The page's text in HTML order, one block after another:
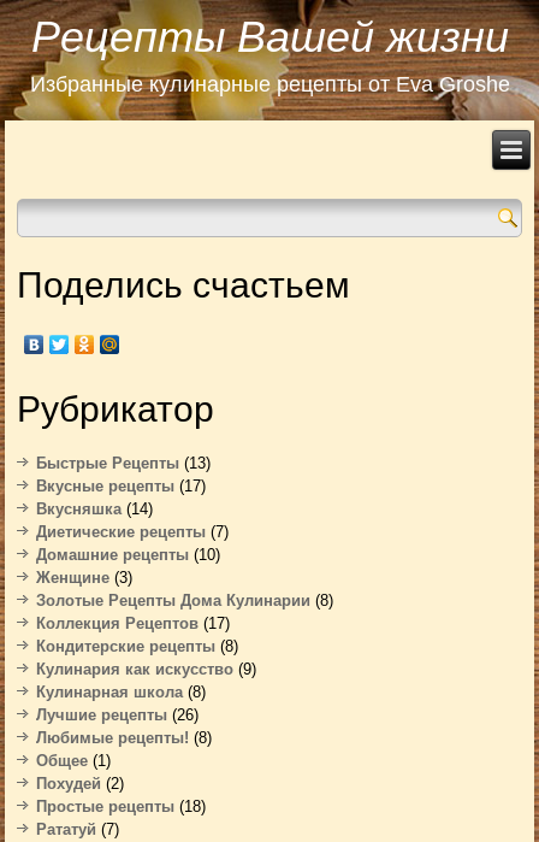
Рецепты Вашей жизни
Избранные кулинарные рецепты от Eva Groshe
Поделись счастьем
Рубрикатор
Быстрые Рецепты (13)
Вкусные рецепты (17)
Вкусняшка(14)
Диетические рецепты (7)
Домашние рецепты (10)
Женщине (3)
Золотые Рецепты Дома Кулинарии (8)
Коллекция Рецептов (17)
Кондитерские рецепты (8)
Кулинария как искусство (9)
Кулинарная школа(8)
Лучшие рецепты (26)
Любимые рецепты! (8)
Общее (1)
Похудей (2)
Простые рецепты (18)
Рататуй (7)